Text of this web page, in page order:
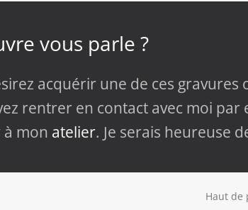
vous parle ?
acquérir une de ces
rentrer en contact avec moi par
à mon atelier. Je serais heureuse
Haut de